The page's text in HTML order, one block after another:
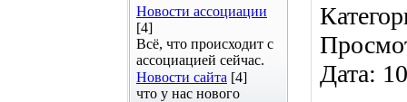
Новости ассоциации
[4]
Всё, что происходит с
ассоциацией сейчас.
Новости сайта [4]
что у нас нового
Дата: